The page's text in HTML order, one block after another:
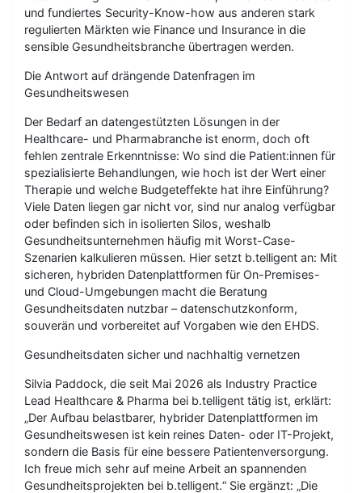
und fundiertes Security-Know-how aus anderen stark
regulierten Märkten wie Finance und Insurance in die
sensible Gesundheitsbranche übertragen werden.
Die Antwort auf drängende Datenfragen im
Gesundheitswesen
Der Bedarf an datengestützten Lösungen in der
Healthcare- und Pharmabranche ist enorm, doch oft
fehlen zentrale Erkenntnisse: Wo sind die Patient:innen für
spezialisierte Behandlungen, wie hoch ist der Wert einer
Therapie und welche Budgeteffekte hat ihre Einführung?
Viele Daten liegen gar nicht vor, sind nur analog verfügbar
oder befinden sich in isolierten Silos, weshalb
Gesundheitsunternehmen häufig mit Worst-Case-
Szenarien kalkulieren müssen. Hier setzt b.telligent an: Mit
sicheren, hybriden Datenplattformen für On-Premises-
und Cloud-Umgebungen macht die Beratung
Gesundheitsdaten nutzbar – datenschutzkonform,
souverän und vorbereitet auf Vorgaben wie den EHDS.
Gesundheitsdaten sicher und nachhaltig vernetzen
Silvia Paddock, die seit Mai 2026 als Industry Practice
Lead Healthcare & Pharma bei b.telligent tätig ist, erklärt:
„Der Aufbau belastbarer, hybrider Datenplattformen im
Gesundheitswesen ist kein reines Daten- oder IT-Projekt,
sondern die Basis für eine bessere Patientenversorgung.
Ich freue mich sehr auf meine Arbeit an spannenden
Gesundheitsprojekten bei b.telligent.“ Sie ergänzt: „Die